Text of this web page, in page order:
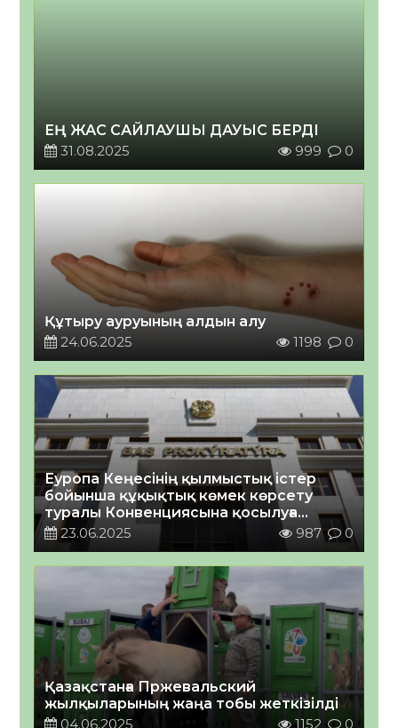
ЕҢ ЖАС САЙЛАУШЫ ДАУЫС БЕРДІ
31.08.2025
999 0
Құтыру ауруының алдын алу
24.06.2025
1198 0
Еуропа Кеңесінің қылмыстық істер
бойынша құқықтық көмек көрсету
туралы Конвенциясына қосылуға
шақыру туралы
23.06.2025 987 0
Қазақстанға Пржевальский
жылқыларының жаңа тобы жеткізілді
04.06.2025
1152 0